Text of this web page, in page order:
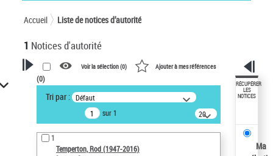
Accueil Liste de notices d’autorité
1 Notices d'autorité
VOTRE RECHERCHE
Recherche avancée dans les
notices d’autorité
Œuvres liées à l'auteur :
Temperton, Rod (1947-2016)
Voir la sélection (0) Ajouter à mes références
(0)
Tri par : Défaut
sur 1
20
résultats/page
1
Temperton, Rod (1947-2016)
RÉCUPÉRER
LES
NOTICES
Ma